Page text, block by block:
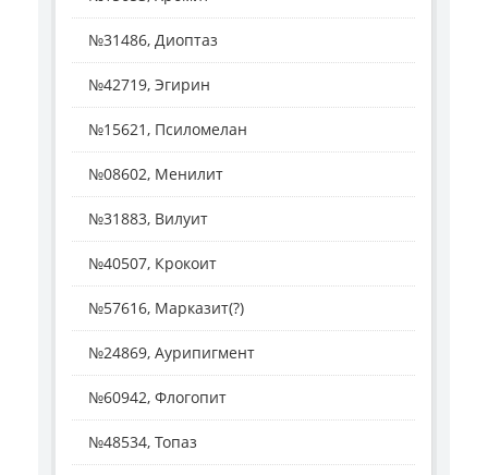
№31486, Диоптаз
№42719, Эгирин
№15621, Псиломелан
№08602, Менилит
№31883, Вилуит
№40507, Крокоит
№57616, Марказит(?)
№24869, Аурипигмент
№60942, Флогопит
№48534, Топаз